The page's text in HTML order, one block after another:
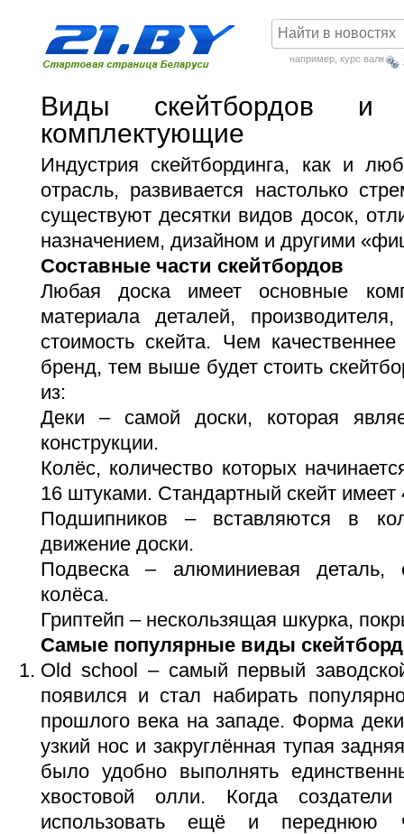
например, курс валют
Виды скейтбордов и
комплектующие
Индустрия скейтбординга, как и
отрасль, развивается настолько
существуют десятки видов досок,
назначением, дизайном и другими
Составные части скейтбордов
Любая доска имеет основные
материала деталей,
стоимость скейта. Чем
бренд, тем выше будет стоить
из:
Деки – самой доски, которая
конструкции.
Колёс, количество которых
16 штуками. Стандартный скейт имеет
Подшипников – вставляются в
движение доски.
Подвеска – алюминиевая
колёса.
Гриптейп – нескользящая шкурка,
Самые популярные виды
Old school – самый первый
появился и стал набирать
прошлого века на западе. Форма
узкий нос и закруглённая тупая
было удобно выполнять
хвостовой олли. Когда
использовать ещё и переднюю